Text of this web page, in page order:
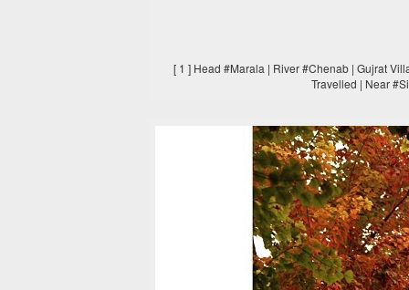
[ 1 ] Head #Marala | River #Chenab | Gujrat
Travelled | Near